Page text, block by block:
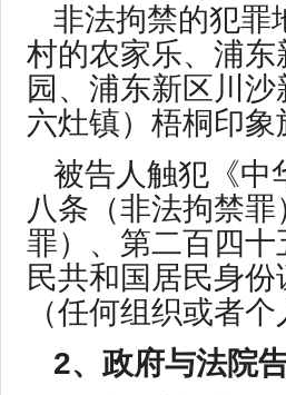
非法拘禁的犯罪
村的农家乐、浦
园、浦东新区川
六灶镇）梧桐印象
被告人触犯《中
八条（非法拘禁
罪）、第二百四
民共和国居民身
（任何组织或者
2、政府与法院